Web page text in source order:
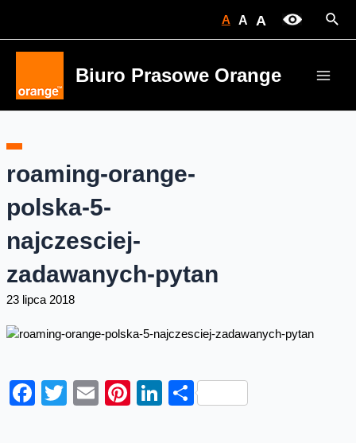
A A A
Biuro Prasowe Orange
roaming-orange-
polska-5-
najczesciej-
zadawanych-pytan
23 lipca 2018
Facebook
Twitter
EmailPinterest
LinkedIn
Share